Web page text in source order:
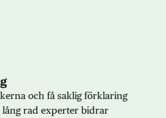
och få saklig förklaring
rad experter bidrar